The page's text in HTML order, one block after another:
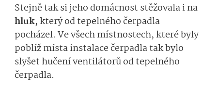
Stejně tak si jeho domácnost stěžovala i na
hluk, který od tepelného čerpadla
pocházel. Ve všech místnostech, které byly
poblíž místa instalace čerpadla tak bylo
slyšet hučení ventilátorů od tepelného
čerpadla.